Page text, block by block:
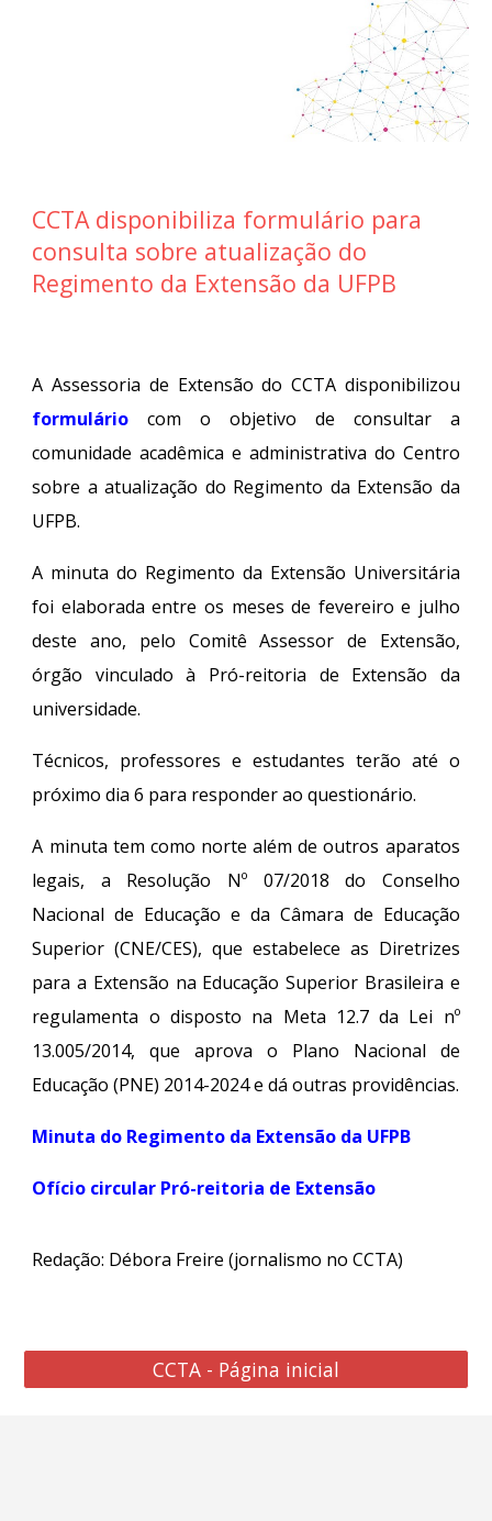
CCTA disponibiliza formulário para
consulta sobre atualização do
Regimento da Extensão da UFPB
A Assessoria de Extensão do CCTA disponibilizou
formuláriocom o objetivo de consultar a
comunidade acadêmica e administrativa do Centro
sobre a atualização do Regimento da Extensão da
UFPB.
A minuta do Regimento da Extensão Universitária
foi elaborada entre os meses de fevereiro e julho
deste ano, pelo Comitê Assessor de Extensão,
órgão vinculado à Pró-reitoria de Extensão da
universidade.
Técnicos, professores e estudantes terão até o
próximo dia 6 para responder ao questionário.
A minuta tem como norte além de outros aparatos
legais, a Resolução Nº 07/2018 do Conselho
Nacional de Educação e da Câmara de Educação
Superior (CNE/CES), que estabelece as Diretrizes
para a Extensão na Educação Superior Brasileira e
regulamenta o disposto na Meta 12.7 da Lei nº
13.005/2014, que aprova o Plano Nacional de
Educação (PNE) 2014-2024 e dá outras providências.
Minuta do Regimento da Extensão da UFPB
Ofício circular Pró-reitoria de Extensão
Redação: Débora Freire (jornalismo no CCTA)
CCTA - Página inicial